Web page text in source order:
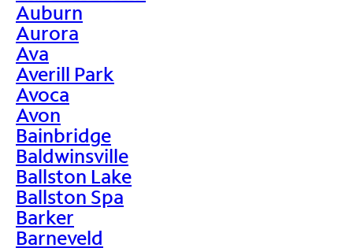
Auburn
Aurora
Ava
Averill Park
Avoca
Avon
Bainbridge
Baldwinsville
Ballston Lake
Ballston Spa
Barker
Barneveld